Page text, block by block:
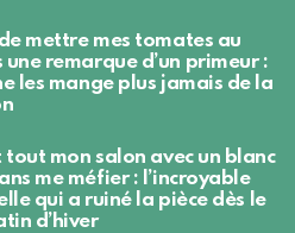
mettre mes tomates au
remarque d’un primeur :
les mange plus jamais de la
tout mon salon avec un blanc
me méfier : l’incroyable
qui a ruiné la pièce dès le
d’hiver